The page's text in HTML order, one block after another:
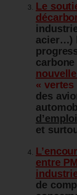
Le
acier…)
carbone
« vertes
des
et
entre
de